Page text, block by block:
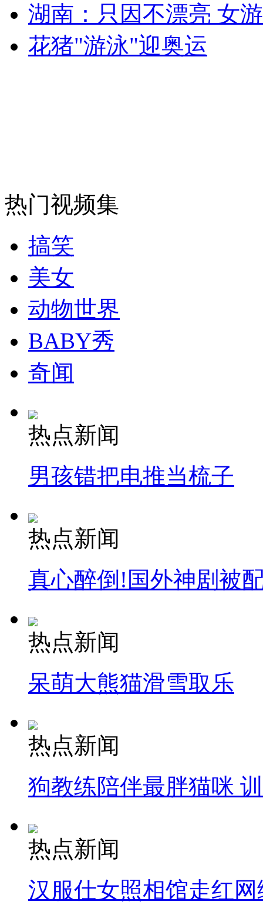
无痛分娩是否安全 医生回应
外交部：反对强权政治霸凌主义
走！跟着总书记去植树
消防员救轻生者
司机酒驾遇交警 急速倒车逃窜
湖南：只因不漂亮 女
花猪"游泳"迎奥运
热门视频集
搞笑
美女
动物世界
BABY秀
奇闻
热点新闻
男孩错把电推当梳子
热点新闻
真心醉倒!国外神剧被
热点新闻
呆萌大熊猫滑雪取乐
热点新闻
狗教练陪伴最胖猫咪
热点新闻
汉服仕女照相馆走红网